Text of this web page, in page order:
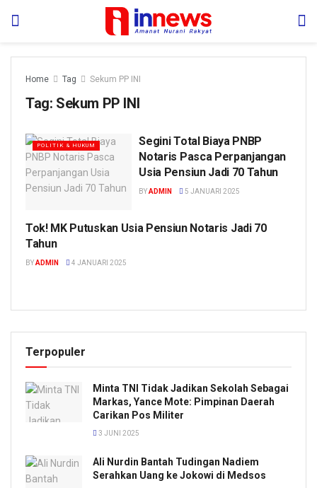
Home Tag Sekum PP INI
Tag: Sekum PP INI
POLITIK & HUKUM
Segini Total Biaya PNBP
Notaris Pasca Perpanjangan
Usia Pensiun Jadi 70 Tahun
BY ADMIN 5 JANUARI 2025
POLITIK & HUKUM
Tok! MK Putuskan Usia Pensiun Notaris Jadi 70
Tahun
BYADMIN 4 JANUARI 2025
Terpopuler
Minta TNI Tidak Jadikan Sekolah Sebagai
Markas, Yance Mote: Pimpinan Daerah
Carikan Pos Militer
3 JUNI 2025
Ali Nurdin Bantah Tudingan Nadiem
Serahkan Uang ke Jokowi di Medsos